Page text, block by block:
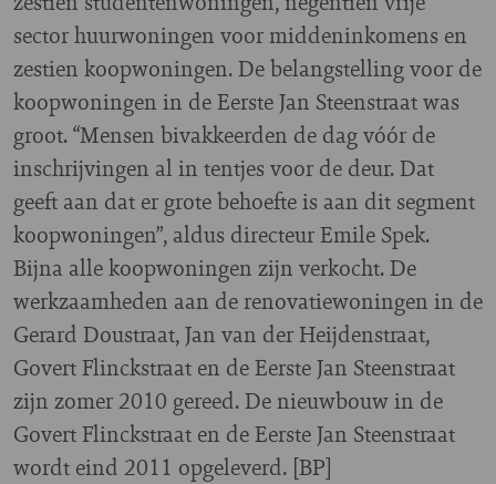
sector huurwoningen voor middeninkomens en
zestien koopwoningen. De belangstelling voor de
koopwoningen in de Eerste Jan Steenstraat was
groot. “Mensen bivakkeerden de dag vóór de
inschrijvingen al in tentjes voor de deur. Dat
geeft aan dat er grote behoefte is aan dit segment
koopwoningen”, aldus directeur Emile Spek.
Bijna alle koopwoningen zijn verkocht. De
werkzaamheden aan de renovatiewoningen in de
Gerard Doustraat, Jan van der Heijdenstraat,
Govert Flinckstraat en de Eerste Jan Steenstraat
zijn zomer 2010 gereed. De nieuwbouw in de
Govert Flinckstraat en de Eerste Jan Steenstraat
wordt eind 2011 opgeleverd. [BP]